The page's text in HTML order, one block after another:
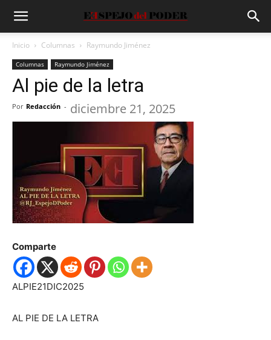
Inicio Columnas Raymundo Jiménez
Columnas Raymundo Jiménez
Al pie de la letra
Por Redacción - diciembre 21, 2025
Comparte
ALPIE21DIC2025
AL PIE DE LA LETRA